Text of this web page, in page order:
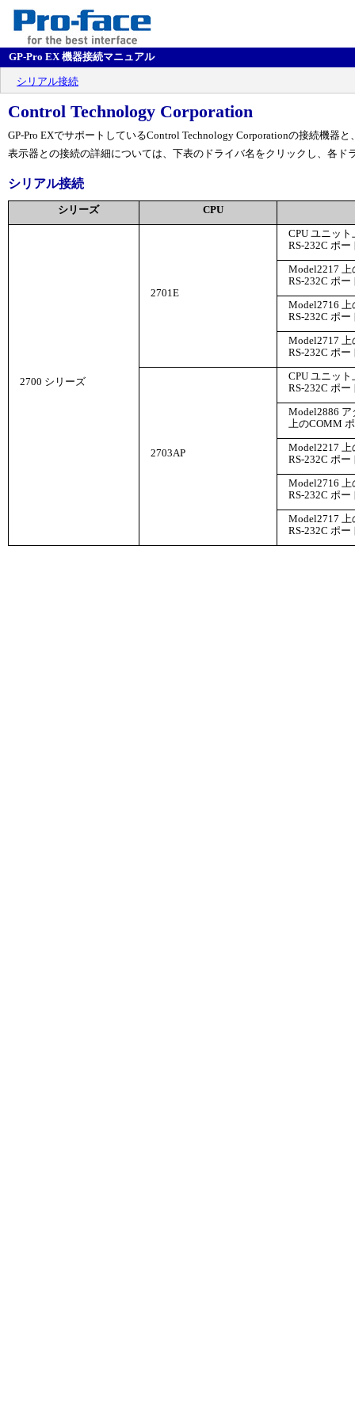
GP-Pro EX 機器接続マニュアル
シリアル接続
Control Technology Corporation
GP-Pro EXでサポートしているControl Technology Corporationの接続機器
表示器との接続の詳細については、下表のドライバ名をクリックし、各ド
シリアル接続
シリーズ CPU
2700 シリーズ
2701E
CPU ユニット
RS-232C ポー
Model2217 上
RS-232C ポー
Model2716 上
RS-232C ポー
Model2717 上
RS-232C ポー
2703AP
CPU ユニット
RS-232C ポー
Model2886 ア
上のCOMM
Model2217 上
RS-232C ポー
Model2716 上
RS-232C ポー
Model2717 上
RS-232C ポー